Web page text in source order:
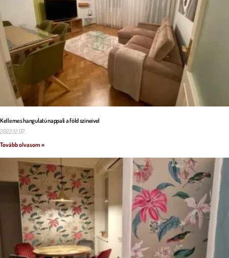
Kellemes hangulatú nappali a föld színeivel
2022.12.07.
Tovább olvasom »